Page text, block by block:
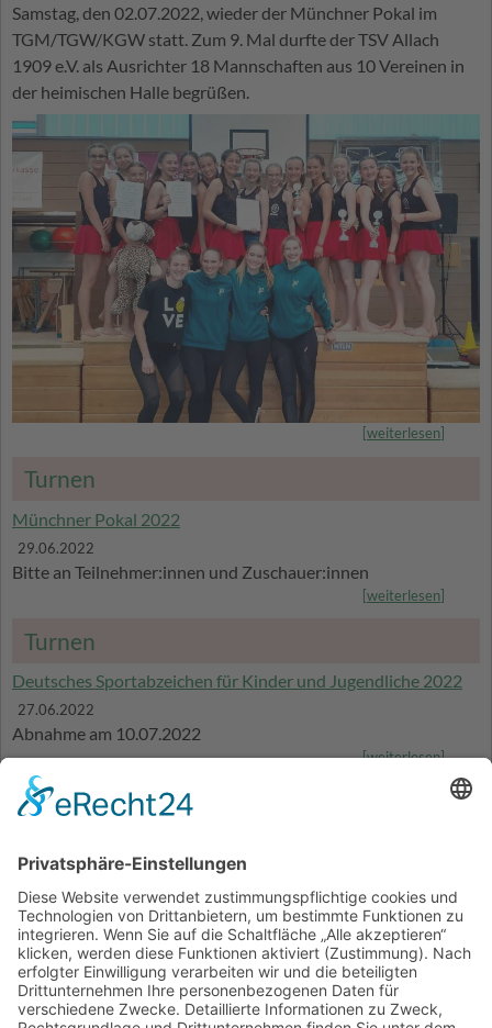
Samstag, den 02.07.2022, wieder der Münchner Pokal im
TGM/TGW/KGW statt. Zum 9. Mal durfte der TSV Allach
1909 e.V. als Ausrichter 18 Mannschaften aus 10 Vereinen in
der heimischen Halle begrüßen.
[weiterlesen]
Turnen
Münchner Pokal 2022
29.06.2022
Bitte an Teilnehmer:innen und Zuschauer:innen
[weiterlesen]
Turnen
Deutsches Sportabzeichen für Kinder und Jugendliche 2022
27.06.2022
Abnahme am 10.07.2022
[weiterlesen]
Turnen
20.06.2022
Durchlaufplan ist offiziell
[weiterlesen
Turnen
Münchner Pokal 2022 in der Eversbuschhalle